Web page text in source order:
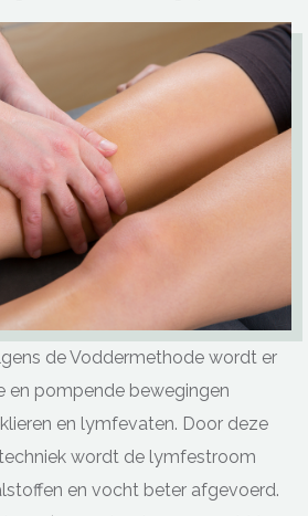
de Voddermethode wordt er
en pompende bewegingen
en lymfevaten. Door deze
wordt de lymfestroom
en vocht beter afgevoerd.